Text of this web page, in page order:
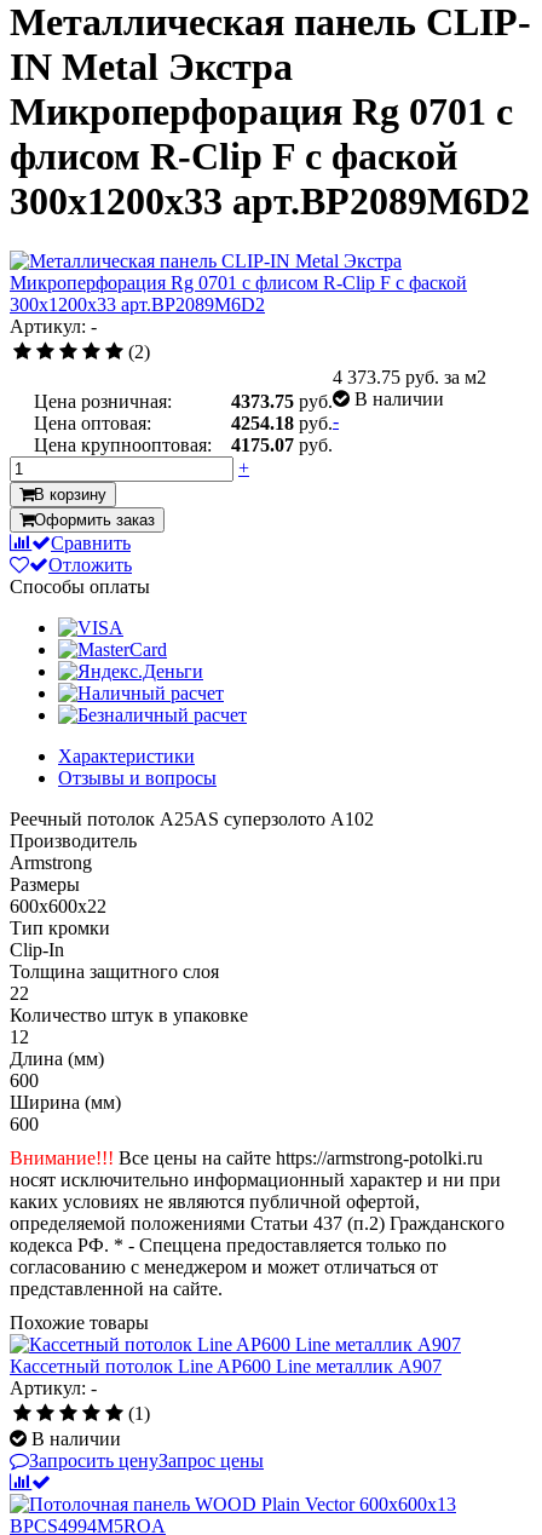
Металлическая панель CLIP-
IN Metal Экстра
Микроперфорация Rg 0701 с
флисом R-Clip F с фаской
300x1200x33 арт.BP2089M6D2
Артикул: -
(2)
Цена розничная: 4373.75 руб.
Цена оптовая:
4254.18 руб.
Цена крупнооптовая:
4175.07 руб.
4 373.75 руб. за м2
В наличии
-
+
В корзину
Оформить заказ
Сравнить
Отложить
Способы оплаты
Характеристики
Отзывы и вопросы
Реечный потолок A25AS суперзолото А102
Производитель
Armstrong
Размеры
600x600x22
Тип кромки
Clip-In
Толщина защитного слоя
22
Количество штук в упаковке
12
Длина (мм)
600
Ширина (мм)
600
Внимание!!! Все цены на сайте https://armstrong-potolki.ru
носят исключительно информационный характер и ни при
каких условиях не являются публичной офертой,
определяемой положениями Статьи 437 (п.2) Гражданского
кодекса РФ. * - Спеццена предоставляется только по
согласованию с менеджером и может отличаться от
представленной на сайте.
Похожие товары
Кассетный потолок Line AP600 Line металлик А907
Артикул: -
(1)
В наличии
Запросить ценуЗапрос цены